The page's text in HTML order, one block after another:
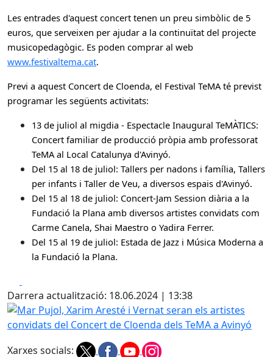
Les entrades d'aquest concert tenen un preu simbòlic de 5
euros, que serveixen per ajudar a la continuïtat del projecte
musicopedagògic. Es poden comprar al web
www.festivaltema.cat.
Previ a aquest Concert de Cloenda, el Festival TeMA té previst
programar les següents activitats:
13 de juliol al migdia - Espectacle Inaugural TeMÀTICS:
Concert familiar de producció pròpia amb professorat
TeMA al Local Catalunya d'Avinyó.
Del 15 al 18 de juliol: Tallers per nadons i família, Tallers
per infants i Taller de Veu, a diversos espais d'Avinyó.
Del 15 al 18 de juliol: Concert-Jam Session diària a la
Fundació la Plana amb diversos artistes convidats com
Carme Canela, Shai Maestro o Yadira Ferrer.
Del 15 al 19 de juliol: Estada de Jazz i Música Moderna a
la Fundació la Plana.
Darrera actualització: 18.06.2024 | 13:38
Mar Pujol, Xarim Aresté i Vernat seran els artistes
Xarxes socials: